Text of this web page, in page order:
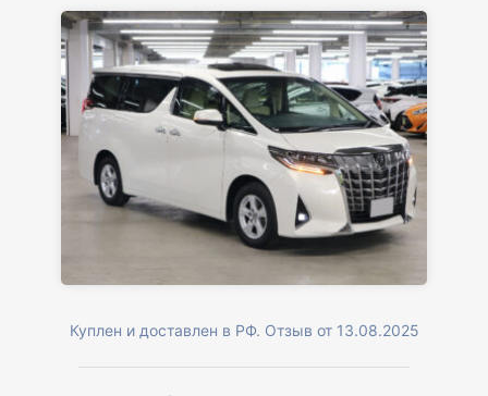
Куплен и доставлен в РФ. Отзыв от 13.08.2025